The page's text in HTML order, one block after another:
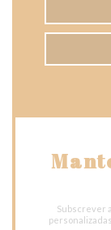
Subscrever